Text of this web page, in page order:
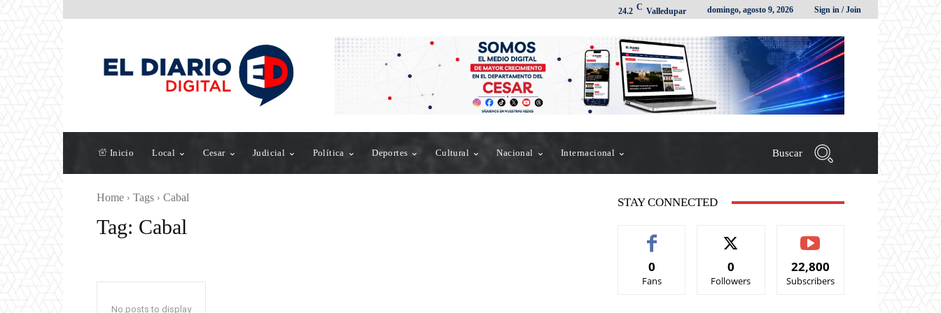
24.2 C Valledupar domingo, agosto 9, 2026 Sign in / Join
Inicio Local Cesar Judicial Política Deportes Cultural Nacional Internacional Buscar
Home Tags Cabal
Tag: Cabal
No posts to display
STAY CONNECTED
0
Fans
0
Followers
22,800
Subscribers